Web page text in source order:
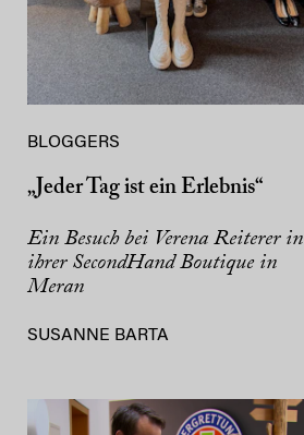
BLOGGERS
„Jeder Tag ist ein Erlebnis“
Ein Besuch bei Verena Reiterer in
ihrer SecondHand Boutique in
Meran
SUSANNE BARTA